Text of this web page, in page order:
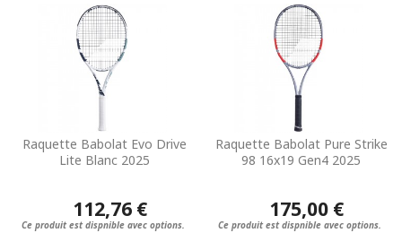
Raquette Babolat Evo Drive
Lite Blanc 2025
112,76 €
Ce produit est dispnible avec options.
Raquette Babolat Pure Strike
98 16x19 Gen4 2025
175,00 €
Ce produit est dispnible avec options.